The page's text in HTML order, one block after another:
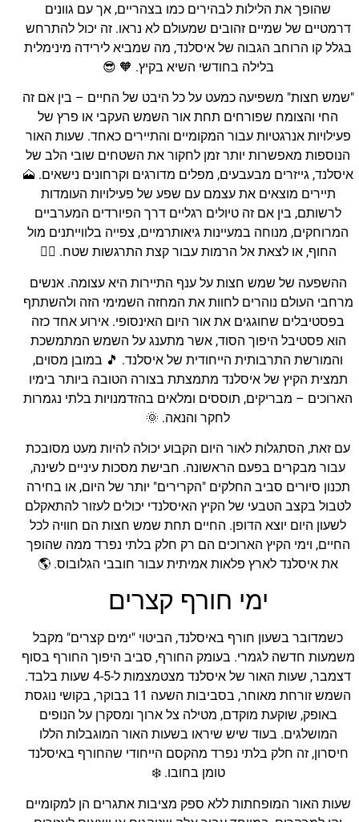
שהופך את הלילות לבהירים כמו בצהריים, אך עם גוונים
דרמטיים של שמיים זהובים שמעולם לא נראו. זה יכול להתרחש
בגלל קו הרוחב הגבוה של איסלנד, מה שמביא לירידה מינימלית
בלילה בחודשי השיא בקיץ. 🧡 😎
"שמש חצות" משפיעה כמעט על כל היבט של החיים – בין אם זה
החי והצומח שפורחים תחת אור השמש העקבי או פרץ של
פעילויות אנרגטיות עבור המקומיים והתיירים כאחד. שעות האור
הנוספות מאפשרות יותר זמן לחקור את השטחים שובי הלב של
איסלנד, גייזרים מבעבעים, מפלים מדורגים וקרחונים נישאים. 🗻
תיירים מוצאים את עצמם עם שפע של פעילויות העומדות
לרשותם, בין אם זה טיולים רגליים דרך הפיורדים המערביים
המרוחקים, מנוחה במעיינות גיאותרמיים, צפייה בלווייתנים מול
החוף, או לצאת אל הרמות עבור קצת התרגשות שטח. 🚵‍♂️
ההשפעה של שמש חצות על ענף התיירות היא עצומה. אנשים
מרחבי העולם נוהרים לחוות את המחזה השמימי הזה ולהשתתף
בפסטיבלים שחוגגים את אור היום האינסופי. אירוע אחד כזה
הוא פסטיבל היפוך הסוד, אשר מתענג על השמש המתמשכת
והמורשת התרבותית הייחודית של איסלנד. 🎵 במובן מסוים,
תמצית הקיץ של איסלנד מתמצתת בצורה הטובה ביותר בימיו
הארוכים – מבריקים, תוססים ומלאים בהזדמנויות בלתי נגמרות
לחקר והנאה. 🌞
עם זאת, הסתגלות לאור היום הקבוע יכולה להיות מעט מסובכת
עבור מבקרים בפעם הראשונה. חבישת מסכות עיניים לשינה,
תכנון סיורים סביב החלקים "הקרירים" יותר של היום, או בחירה
לטבול בקצב הטבעי של הקיץ האיסלנדי יכולים לעזור להתאקלם
לשעון היום יוצא הדופן. החיים תחת שמש חצות הם חוויה לכל
החיים, וימי הקיץ הארוכים הם רק חלק בלתי נפרד ממה שהופך
את איסלנד לארץ פלאות אמיתית עבור חובבי הגלובוס. 🌎
ימי חורף קצרים
כשמדובר בשעון חורף באיסלנד, הביטוי "ימים קצרים" מקבל
משמעות חדשה לגמרי. בעומק החורף, סביב היפוך החורף בסוף
דצמבר, שעות האור של איסלנד מצטמצמות ל-4-5 שעות בלבד.
השמש זורחת מאוחר, בסביבות השעה 11 בבוקר, בקושי נוגסת
באופק, שוקעת מוקדם, מטילה צל ארוך ומסקרן על הנופים
המושלגים. בעוד שיש שיראו בשעות האור המוגבלות הללו
חיסרון, זה חלק בלתי נפרד מהקסם הייחודי שהחורף באיסלנד
טומן בחובו. ❄️
שעות האור המופחתות ללא ספק מציבות אתגרים הן למקומיים